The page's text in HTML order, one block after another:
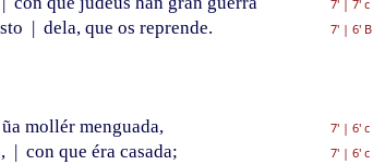
7'| 7' c
| dela, que os reprende. 7'| 6' B
ũa mollér menguada, 7'| 6' c
| con que éra casada; 7'| 6' c